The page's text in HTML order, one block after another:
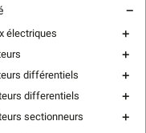
remove
électriques add
add
différentiels add
differentiels add
sectionneurs add